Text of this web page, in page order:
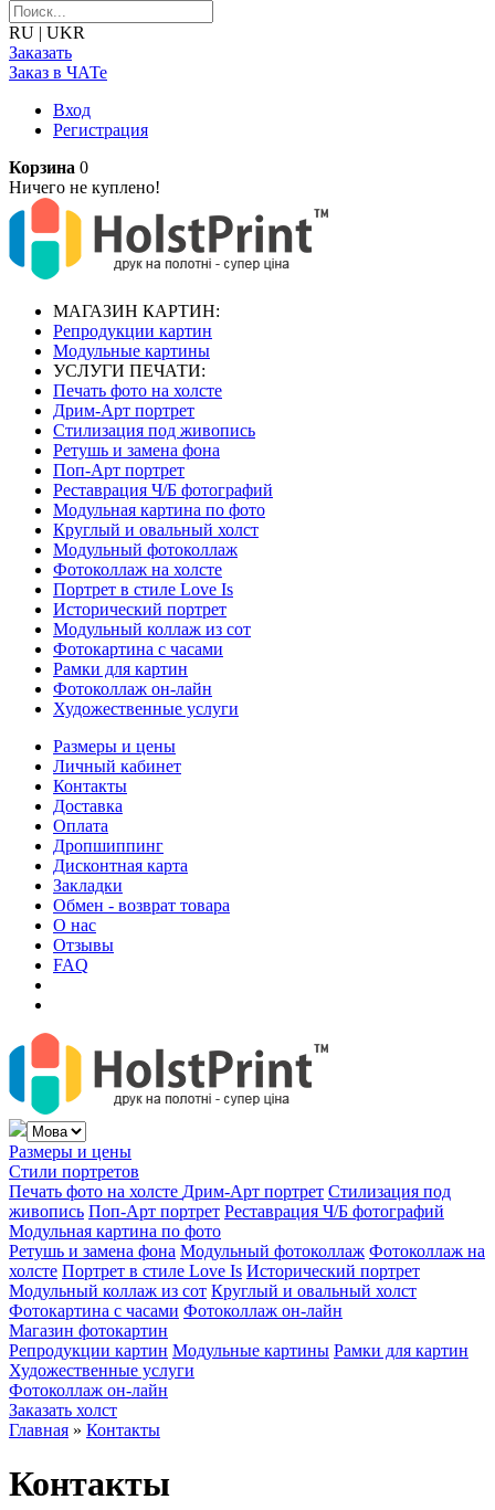
RU | UKR
Заказать
Заказ в ЧАТе
Вход
Регистрация
Корзина 0
Ничего не куплено!
МАГАЗИН КАРТИН:
Репродукции картин
Модульные картины
УСЛУГИ ПЕЧАТИ:
Печать фото на холсте
Дрим-Арт портрет
Стилизация под живопись
Ретушь и замена фона
Поп-Арт портрет
Реставрация Ч/Б фотографий
Модульная картина по фото
Круглый и овальный холст
Модульный фотоколлаж
Фотоколлаж на холсте
Портрет в стиле Love Is
Исторический портрет
Модульный коллаж из сот
Фотокартина с часами
Рамки для картин
Фотоколлаж он-лайн
Художественные услуги
Размеры и цены
Личный кабинет
Контакты
Доставка
Оплата
Дропшиппинг
Дисконтная карта
Закладки
Обмен - возврат товара
О нас
Отзывы
FAQ
Размеры и цены
Стили портретов
Печать фото на холсте Дрим-Арт портрет Стилизация под
живопись Поп-Арт портрет Реставрация Ч/Б фотографий
Модульная картина по фото
Ретушь и замена фона Модульный фотоколлаж Фотоколлаж на
холсте Портрет в стиле Love Is Исторический портрет
Модульный коллаж из сот Круглый и овальный холст
Фотокартина с часами Фотоколлаж он-лайн
Магазин фотокартин
Репродукции картин Модульные картины Рамки для картин
Художественные услуги
Фотоколлаж он-лайн
Заказать холст
Главная » Контакты
Контакты